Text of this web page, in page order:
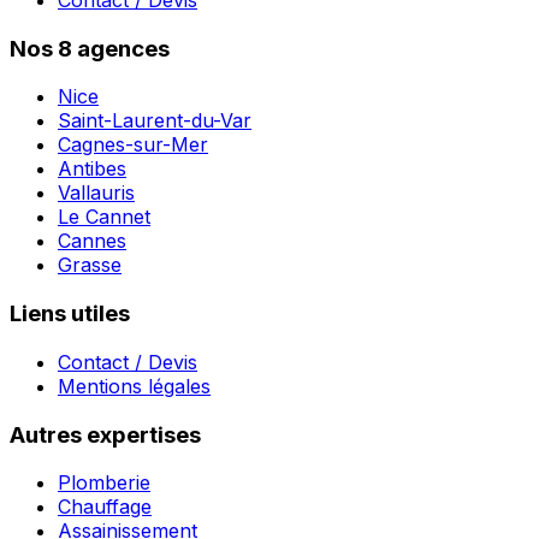
Nos 8 agences
Nice
Saint-Laurent-du-Var
Cagnes-sur-Mer
Antibes
Vallauris
Le Cannet
Cannes
Grasse
Liens utiles
Contact / Devis
Mentions légales
Autres expertises
Plomberie
Chauffage
Assainissement